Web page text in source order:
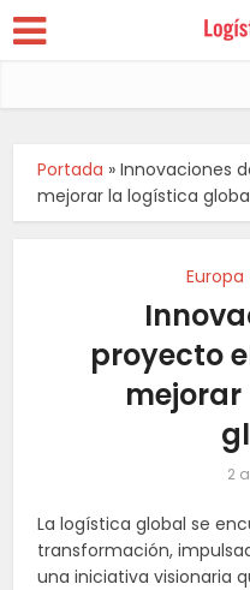
Portada »Innovaciones
mejorar la logística
Europa
proyecto
2
La logística global se
transformación,
una iniciativa visionaria